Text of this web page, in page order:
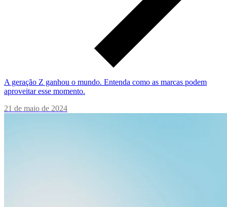
A geração Z ganhou o mundo. Entenda como as marcas podem
aproveitar esse momento.
21 de maio de 2024